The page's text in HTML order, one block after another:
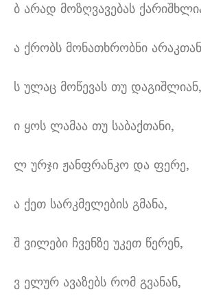
ბ არად მოზღვავებას
ა ქრობს მონათხრობნი
ს ულაც მოწევას თუ დაგიშლიან,
ი ყოს ლამაა თუ საბაქთანი,
ლ ურჯი ჟანფრანკო და ფერე,
ა ქეთ სარკმელების გმანა,
შ ვილები ჩვენზე უკეთ წერენ,
ვ ელურ ავაზებს რომ გვანან,